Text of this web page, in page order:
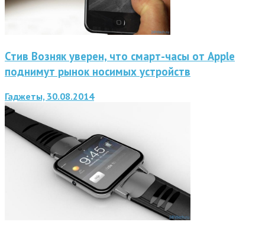
Стив Возняк уверен, что смарт-часы от Apple
поднимут рынок носимых устройств
Гаджеты, 30.08.2014